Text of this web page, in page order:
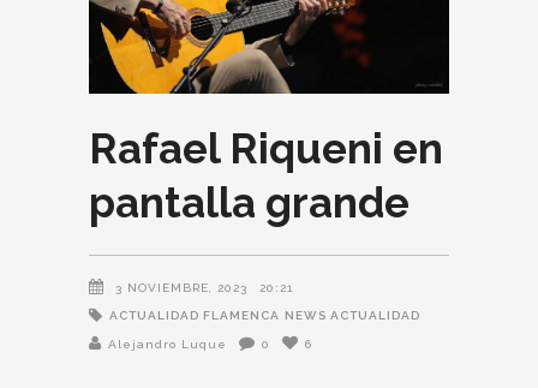
Rafael Riqueni en
pantalla grande
3 NOVIEMBRE, 2023 20:21
ACTUALIDAD FLAMENCA NEWS ACTUALIDAD
Alejandro Luque 0 6